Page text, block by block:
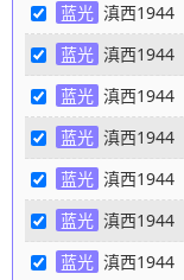
蓝光 滇西1944
蓝光 滇西1944
蓝光 滇西1944
蓝光 滇西1944
蓝光 滇西1944
蓝光 滇西1944
蓝光 滇西1944